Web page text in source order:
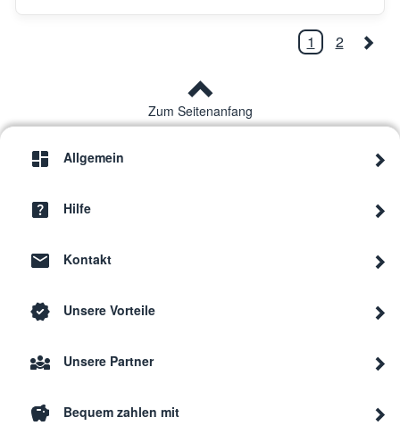
1 2
Zum Seitenanfang
Allgemein
Hilfe
Kontakt
Unsere Vorteile
Unsere Partner
Bequem zahlen mit